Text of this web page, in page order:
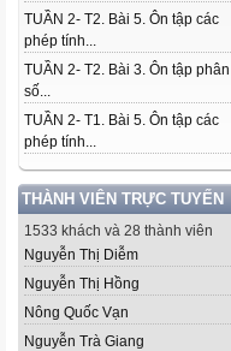
TUẦN 2- T2. Bài 5. Ôn tập các
phép tính...
TUẦN 2- T2. Bài 3. Ôn tập phân
số...
TUẦN 2- T1. Bài 5. Ôn tập các
phép tính...
THÀNH VIÊN TRỰC TUYẾN
1533 khách và 28 thành viên
Nguyễn Thị Diễm
Nguyễn Thị Hồng
Nông Quốc Vạn
Nguyễn Trà Giang